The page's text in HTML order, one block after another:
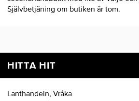
Självbetjäning om butiken är tom.
HITTA HIT
Lanthandeln, Vråka